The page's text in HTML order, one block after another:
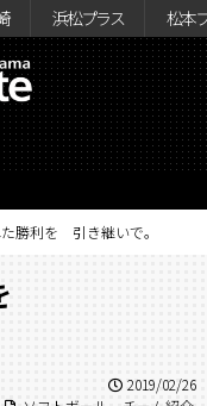
浜松プラス 松本
勝利を 引き継いで。
2019/02/26